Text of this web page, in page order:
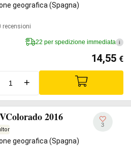
geografica (Spagna)
recensioni
22 per spedizione immediata i
14,55 €
+
2016
geografica (Spagna)
3